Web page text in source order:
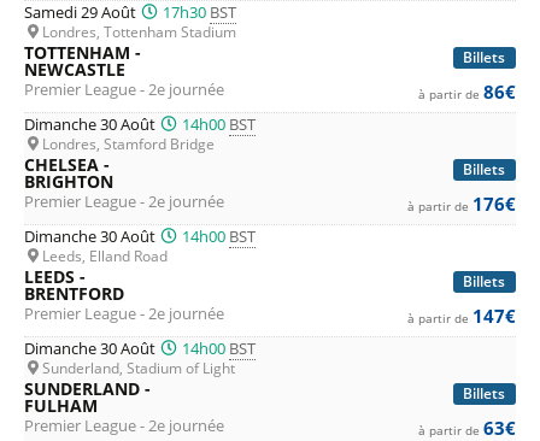
Samedi 29 Août 17h30 BST
Londres, Tottenham Stadium
Billets
TOTTENHAM -
NEWCASTLE
Premier League - 2e journée à partir de 86€
Dimanche 30 Août 14h00 BST
Londres, Stamford Bridge
Billets
CHELSEA -
BRIGHTON
Premier League - 2e journée à partir de 176€
Dimanche 30 Août 14h00 BST
Leeds, Elland Road
Billets
LEEDS -
BRENTFORD
Premier League - 2e journée à partir de 147€
Dimanche 30 Août 14h00 BST
Sunderland, Stadium of Light
Billets
SUNDERLAND -
FULHAM
Premier League - 2e journée à partir de 63€